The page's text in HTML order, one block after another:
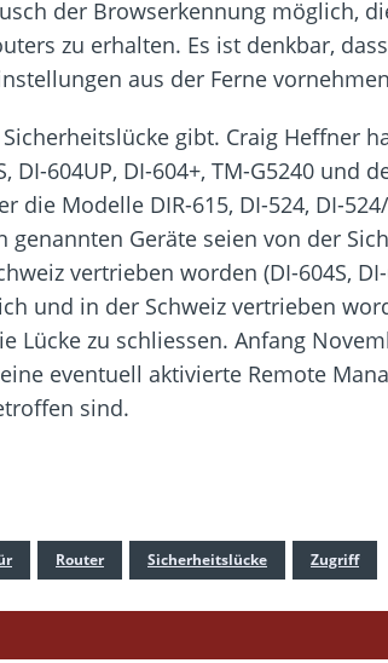
der Browserkennung möglich,
zu erhalten. Es ist denkbar,
aus der Ferne
gibt. Craig Heffner
DI-604UP, DI-604+, TM-G5240 und
die Modelle DIR-615, DI-524, DI-
genannten Geräte seien von der
vertrieben worden (DI-604S,
und in der Schweiz vertrieben
Lücke zu schliessen. Anfang
eventuell aktivierte Remote
sind.
Router Sicherheitslücke Zugriff